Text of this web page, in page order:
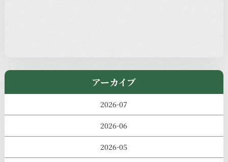
アーカイブ
2026-07
2026-06
2026-05